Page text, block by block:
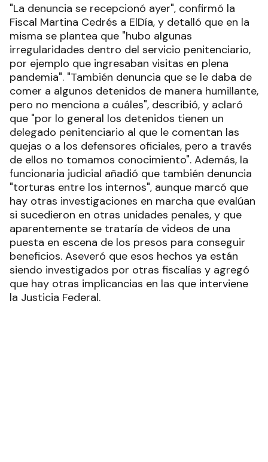
"La denuncia se recepcionó ayer", confirmó la
Fiscal Martina Cedrés a ElDía, y detalló que en la
misma se plantea que "hubo algunas
irregularidades dentro del servicio penitenciario,
por ejemplo que ingresaban visitas en plena
pandemia". "También denuncia que se le daba de
comer a algunos detenidos de manera humillante,
pero no menciona a cuáles", describió, y aclaró
que "por lo general los detenidos tienen un
delegado penitenciario al que le comentan las
quejas o a los defensores oficiales, pero a través
de ellos no tomamos conocimiento". Además, la
funcionaria judicial añadió que también denuncia
"torturas entre los internos", aunque marcó que
hay otras investigaciones en marcha que evalúan
si sucedieron en otras unidades penales, y que
aparentemente se trataría de videos de una
puesta en escena de los presos para conseguir
beneficios. Aseveró que esos hechos ya están
siendo investigados por otras fiscalías y agregó
que hay otras implicancias en las que interviene
la Justicia Federal.